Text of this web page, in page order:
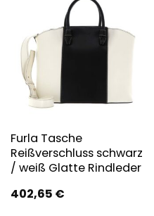
Furla Tasche
Reißverschluss schwarz
/ weiß Glatte Rindleder
402,65 €